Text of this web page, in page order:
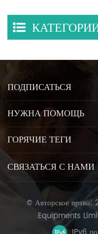
ПОДПИСАТЬСЯ
НУЖНА ПОМОЩЬ
ГОРЯЧИЕ ТЕГИ
СВЯЗАТЬСЯ С НАМИ
© Авторское
Equipments